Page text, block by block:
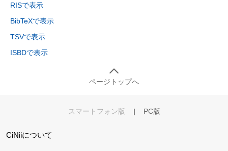
RISで表示
BibTeXで表示
TSVで表示
ISBDで表示
ページトップへ
スマートフォン版 | PC版
CiNiiについて